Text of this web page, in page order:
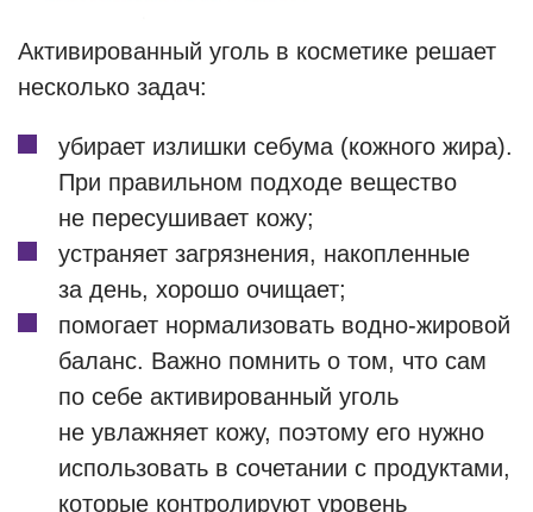
Активированный уголь в косметике решает
несколько задач:
убирает излишки себума (кожного жира).
При правильном подходе вещество
не пересушивает кожу;
устраняет загрязнения, накопленные
за день, хорошо очищает;
помогает нормализовать водно-жировой
баланс. Важно помнить о том, что сам
по себе активированный уголь
не увлажняет кожу, поэтому его нужно
использовать в сочетании с продуктами,
которые контролируют уровень